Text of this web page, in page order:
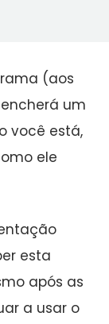
(aos
um
você está,
ele
esta
após as
a usar o